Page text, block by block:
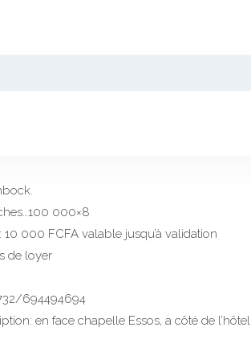
000×8
10 000 FCFA valable jusqu’à validation
de loyer
694494694
en face chapelle Essos, a côté de l’hôtel